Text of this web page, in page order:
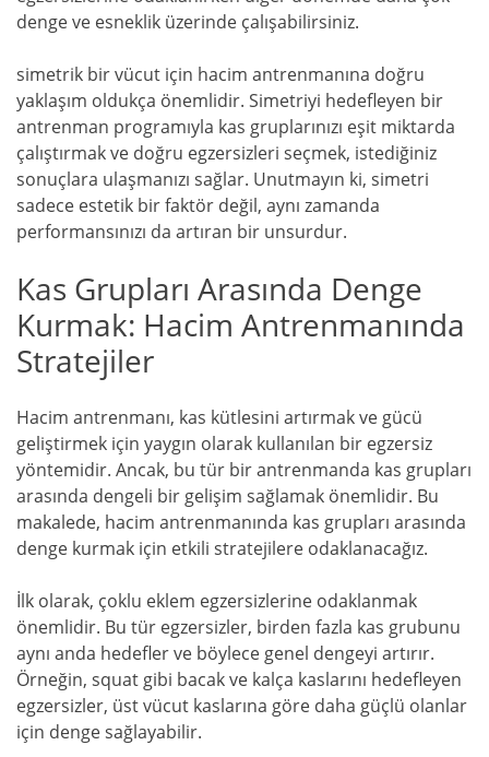
denge ve esneklik üzerinde çalışabilirsiniz.
simetrik bir vücut için hacim antrenmanına doğru
yaklaşım oldukça önemlidir. Simetriyi hedefleyen bir
antrenman programıyla kas gruplarınızı eşit miktarda
çalıştırmak ve doğru egzersizleri seçmek, istediğiniz
sonuçlara ulaşmanızı sağlar. Unutmayın ki, simetri
sadece estetik bir faktör değil, aynı zamanda
performansınızı da artıran bir unsurdur.
Kas Grupları Arasında Denge
Kurmak: Hacim Antrenmanında
Stratejiler
Hacim antrenmanı, kas kütlesini artırmak ve gücü
geliştirmek için yaygın olarak kullanılan bir egzersiz
yöntemidir. Ancak, bu tür bir antrenmanda kas grupları
arasında dengeli bir gelişim sağlamak önemlidir. Bu
makalede, hacim antrenmanında kas grupları arasında
denge kurmak için etkili stratejilere odaklanacağız.
İlk olarak, çoklu eklem egzersizlerine odaklanmak
önemlidir. Bu tür egzersizler, birden fazla kas grubunu
aynı anda hedefler ve böylece genel dengeyi artırır.
Örneğin, squat gibi bacak ve kalça kaslarını hedefleyen
egzersizler, üst vücut kaslarına göre daha güçlü olanlar
için denge sağlayabilir.